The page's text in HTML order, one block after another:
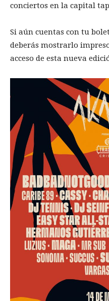
conciertos en la capital
Si aún cuentas con tu
deberás mostrarlo
acceso de esta nueva